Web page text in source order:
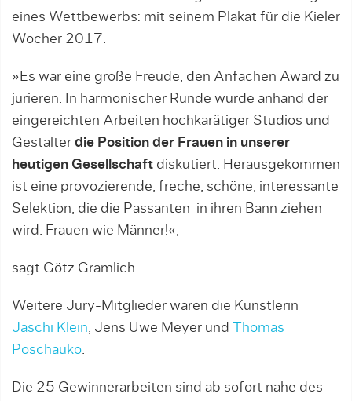
eines Wettbewerbs: mit seinem Plakat für die Kieler
Wocher 2017.
»Es war eine große Freude, den Anfachen Award zu
jurieren. In harmonischer Runde wurde anhand der
eingereichten Arbeiten hochkarätiger Studios und
Gestalter die Position der Frauen in unserer
heutigen Gesellschaft diskutiert. Herausgekommen
ist eine provozierende, freche, schöne, interessante
Selektion, die die Passanten in ihren Bann ziehen
wird. Frauen wie Männer!«,
sagt Götz Gramlich.
Weitere Jury-Mitglieder waren die Künstlerin
Jaschi Klein, Jens Uwe Meyer und
Thomas
Poschauko.
Die 25 Gewinnerarbeiten sind ab sofort nahe des